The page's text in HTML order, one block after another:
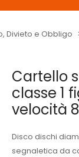
Divieto e Obbligo
Cartello
classe 1
velocità
Disco dischi
segnaletica da